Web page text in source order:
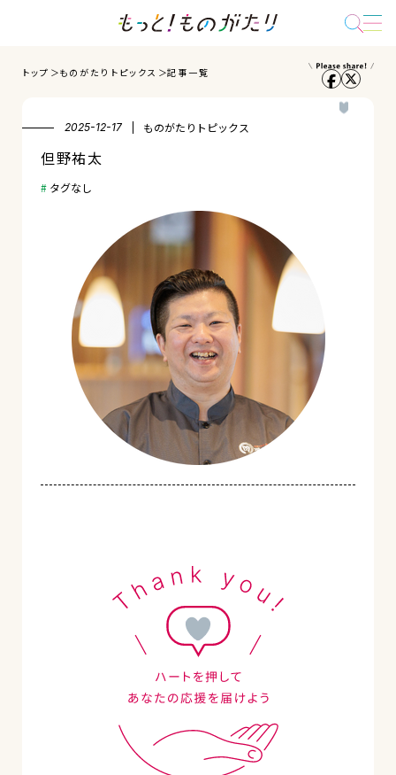
トップ ものがたりトピックス 記事一覧
2025-12-17 ものがたりトピックス
但野祐太
タグなし